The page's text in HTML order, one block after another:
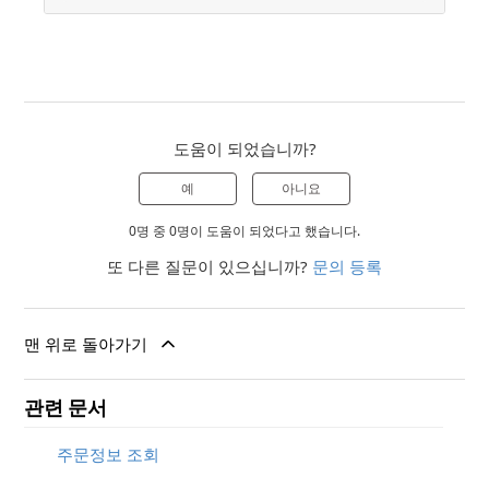
도움이 되었습니까?
예 아니요
0명 중 0명이 도움이 되었다고 했습니다.
또 다른 질문이 있으십니까? 문의 등록
맨 위로 돌아가기
관련 문서
주문정보 조회